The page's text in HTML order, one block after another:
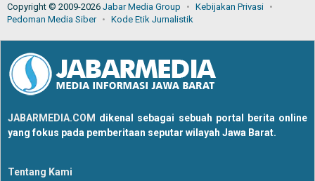
Copyright © 2009-2026 Jabar Media Group
Kebijakan Privasi
Pedoman Media Siber
Kode Etik Jurnalistik
JABARMEDIA.COM dikenal sebagai sebuah portal berita online
yang fokus pada pemberitaan seputar wilayah Jawa Barat.
Tentang Kami